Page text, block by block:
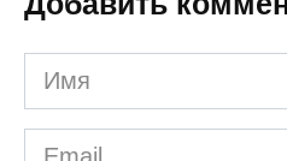
Имя
*
Email